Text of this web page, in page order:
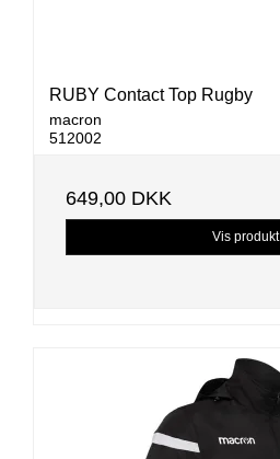
RUBY Contact Top Rugby
macron
512002
649,00 DKK
Vis produkt